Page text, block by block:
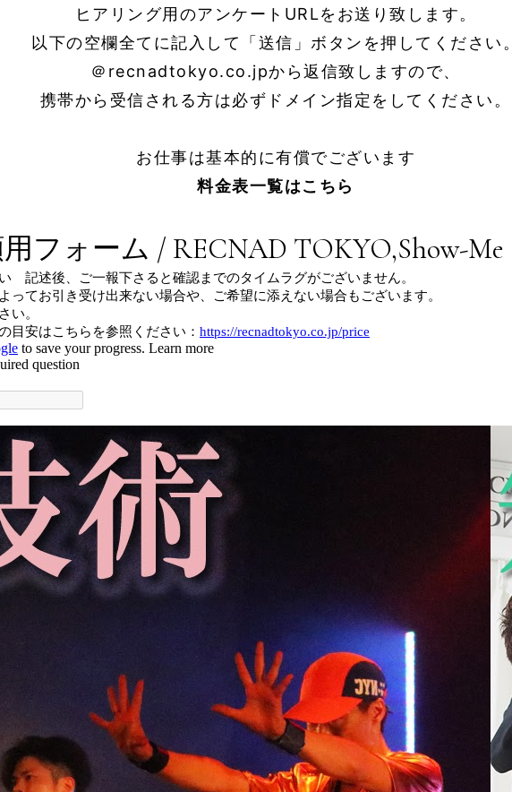
ヒアリング用のアンケートURLをお送り致します。
以下の空欄全てに記入して「送信」ボタンを押してください。
＠recnadtokyo.co.jpから返信致しますので、
携帯から受信される方は必ずドメイン指定をしてください。
お仕事は基本的に有償でございます
料金表一覧はこちら